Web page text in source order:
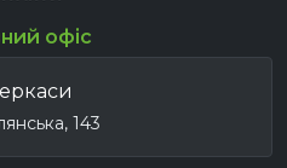
офіс
143